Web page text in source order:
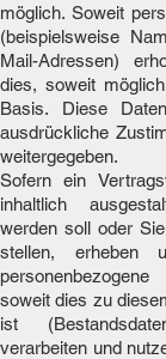
möglich. Soweit
(beispielsweise
Mail-Adressen)
dies, soweit
Basis. Diese
ausdrückliche
weitergegeben.
Sofern ein
inhaltlich
werden soll oder
stellen, erheben
soweit dies zu
ist
verarbeiten und